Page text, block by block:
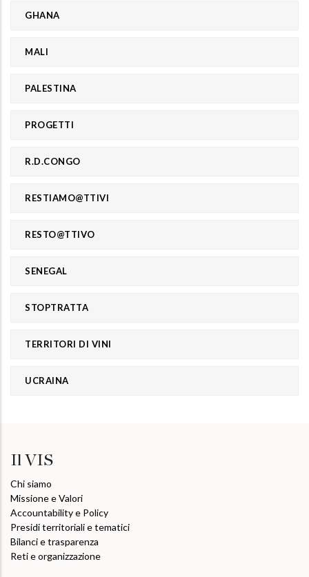
GHANA
MALI
PALESTINA
PROGETTI
R.D.CONGO
RESTIAMO@TTIVI
RESTO@TTIVO
SENEGAL
STOPTRATTA
TERRITORI DI VINI
UCRAINA
Il VIS
Chi siamo
Missione e Valori
Accountability e Policy
Presidi territoriali e tematici
Bilanci e trasparenza
Reti e organizzazione